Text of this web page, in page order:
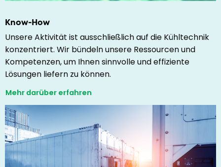
Know-How
Unsere Aktivität ist ausschließlich auf die Kühltechnik
konzentriert. Wir bündeln unsere Ressourcen und
Kompetenzen, um Ihnen sinnvolle und effiziente
Lösungen liefern zu können.
Mehr darüber erfahren